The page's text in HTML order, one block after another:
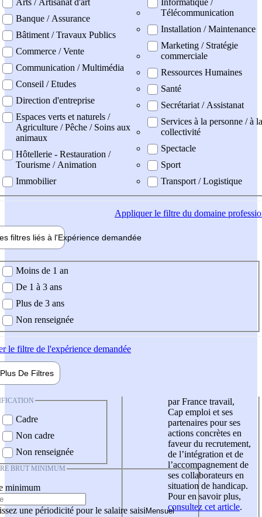
Banque / Assurance
Bâtiment / Travaux Publics
Commerce / Vente
Communication / Multimédia
Conseil / Etudes
Direction d'entreprise
Espaces verts et naturels /
Agriculture / Pêche / Soins aux
animaux
Hôtellerie - Restauration /
Tourisme / Animation
Immobilier
Télécommunication
Installation / Maintenance
Marketing / Stratégie
commerciale
Ressources Humaines
Santé
Secrétariat / Assistanat
Services à la personne / à la
collectivité
Spectacle
Sport
Transport / Logistique
Appliquerle filtre du domaine
filtres liés à l'Expérience demandée
demandée
Moins de 1 an
De 1 à 3 ans
Plus de 3 ans
Non renseignée
le filtre de l'expérience demandée
Plus De Filtres
Cadre
Non cadre
Non renseignée
BRUT MINIMUM
minimum
une périodicité pour le salaire saisi
par France travail,
Cap emploi et ses
partenaires pour ses
actions concrètes en
faveur du recrutement,
de l’intégration et de
l’accompagnement de
ses collaborateurs en
situation de handicap.
Pour en savoir plus,
consultez cet article.